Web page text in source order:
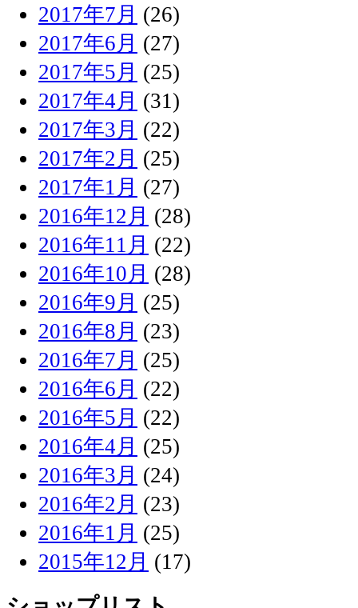
2017年7月 (26)
2017年6月 (27)
2017年5月 (25)
2017年4月 (31)
2017年3月 (22)
2017年2月 (25)
2017年1月 (27)
2016年12月 (28)
2016年11月 (22)
2016年10月 (28)
2016年9月 (25)
2016年8月 (23)
2016年7月 (25)
2016年6月 (22)
2016年5月 (22)
2016年4月 (25)
2016年3月 (24)
2016年2月 (23)
2016年1月 (25)
2015年12月 (17)